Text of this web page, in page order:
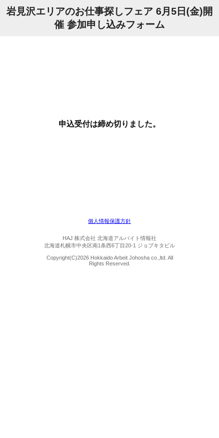
岩見沢エリアのお仕事探しフェア 6月5日(金)開
催 参加申し込みフォーム
申込受付は締め切りました。
個人情報保護方針
HAJ 株式会社 北海道アルバイト情報社
北海道札幌市中央区南1条西6丁目20-1 ジョブキタビル
Copyright(C)2026 Hokkaido Arbeit Johosha co.,ltd. All
Rights Reserved.